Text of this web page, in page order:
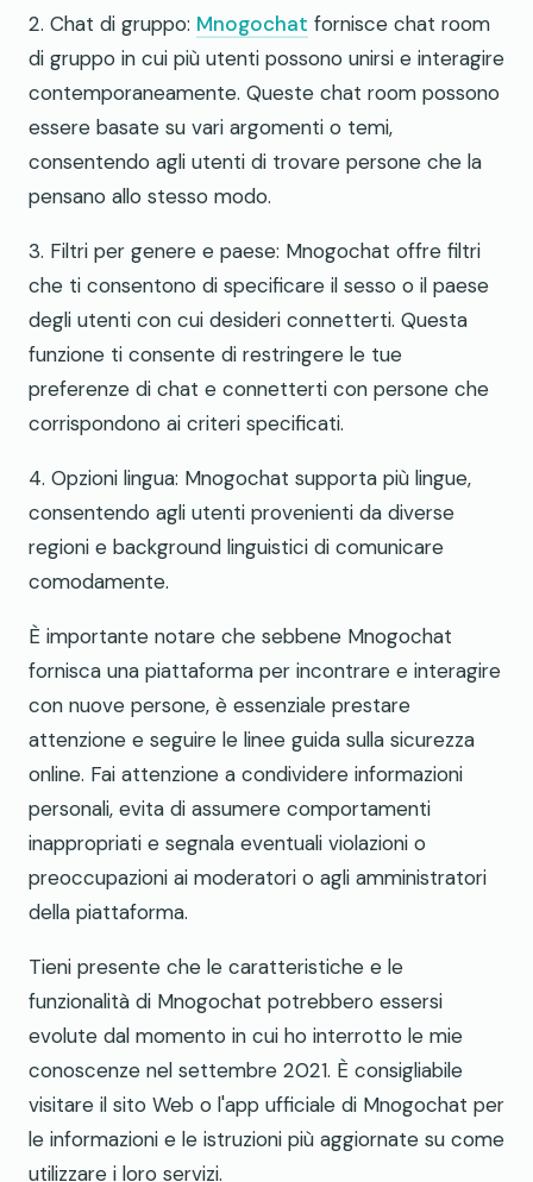
2. Chat di gruppo: Mnogochat fornisce chat room
di gruppo in cui più utenti possono unirsi e interagire
contemporaneamente. Queste chat room possono
essere basate su vari argomenti o temi,
consentendo agli utenti di trovare persone che la
pensano allo stesso modo.
3. Filtri per genere e paese: Mnogochat offre filtri
che ti consentono di specificare il sesso o il paese
degli utenti con cui desideri connetterti. Questa
funzione ti consente di restringere le tue
preferenze di chat e connetterti con persone che
corrispondono ai criteri specificati.
4. Opzioni lingua: Mnogochat supporta più lingue,
consentendo agli utenti provenienti da diverse
regioni e background linguistici di comunicare
comodamente.
È importante notare che sebbene Mnogochat
fornisca una piattaforma per incontrare e interagire
con nuove persone, è essenziale prestare
attenzione e seguire le linee guida sulla sicurezza
online. Fai attenzione a condividere informazioni
personali, evita di assumere comportamenti
inappropriati e segnala eventuali violazioni o
preoccupazioni ai moderatori o agli amministratori
della piattaforma.
Tieni presente che le caratteristiche e le
funzionalità di Mnogochat potrebbero essersi
evolute dal momento in cui ho interrotto le mie
conoscenze nel settembre 2021. È consigliabile
visitare il sito Web o l'app ufficiale di Mnogochat per
le informazioni e le istruzioni più aggiornate su come
utilizzare i loro servizi.